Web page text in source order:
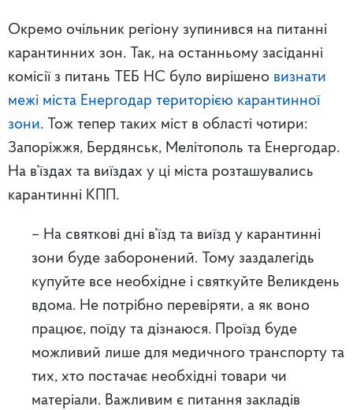
Окремо очільник регіону зупинився на питанні
карантинних зон. Так, на останньому засіданні
комісії з питань ТЕБ НС було вирішено визнати
межі міста Енергодар територією карантинної
зони. Тож тепер таких міст в області чотири:
Запоріжжя, Бердянськ, Мелітополь та Енергодар.
На в’їздах та виїздах у ці міста розташувались
карантинні КПП.
– На святкові дні в’їзд та виїзд у карантинні
зони буде заборонений. Тому заздалегідь
купуйте все необхідне і святкуйте Великдень
вдома. Не потрібно перевіряти, а як воно
працює, поїду та дізнаюся. Проїзд буде
можливий лише для медичного транспорту та
тих, хто постачає необхідні товари чи
матеріали. Важливим є питання закладів